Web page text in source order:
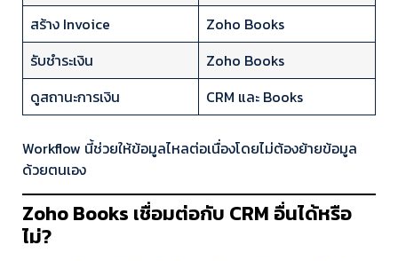
สร้าง Invoice
Zoho Books
รับชำระเงิน
Zoho Books
ดูสถานะการเงิน
CRM และ Books
Workflow นี้ช่วยให้ข้อมูลไหลต่อเนื่องโดยไม่ต้องย้ายข้อมูล
ด้วยตนเอง
Zoho Books เชื่อมต่อกับ CRM อื่นได้หรือ
ไม่?